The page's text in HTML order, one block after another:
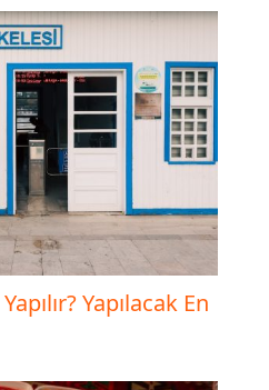
Yapılacak En